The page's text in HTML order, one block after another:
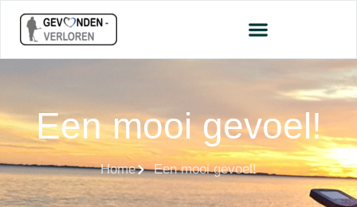
Een mooi gevoel!
Home Een mooi gevoel!